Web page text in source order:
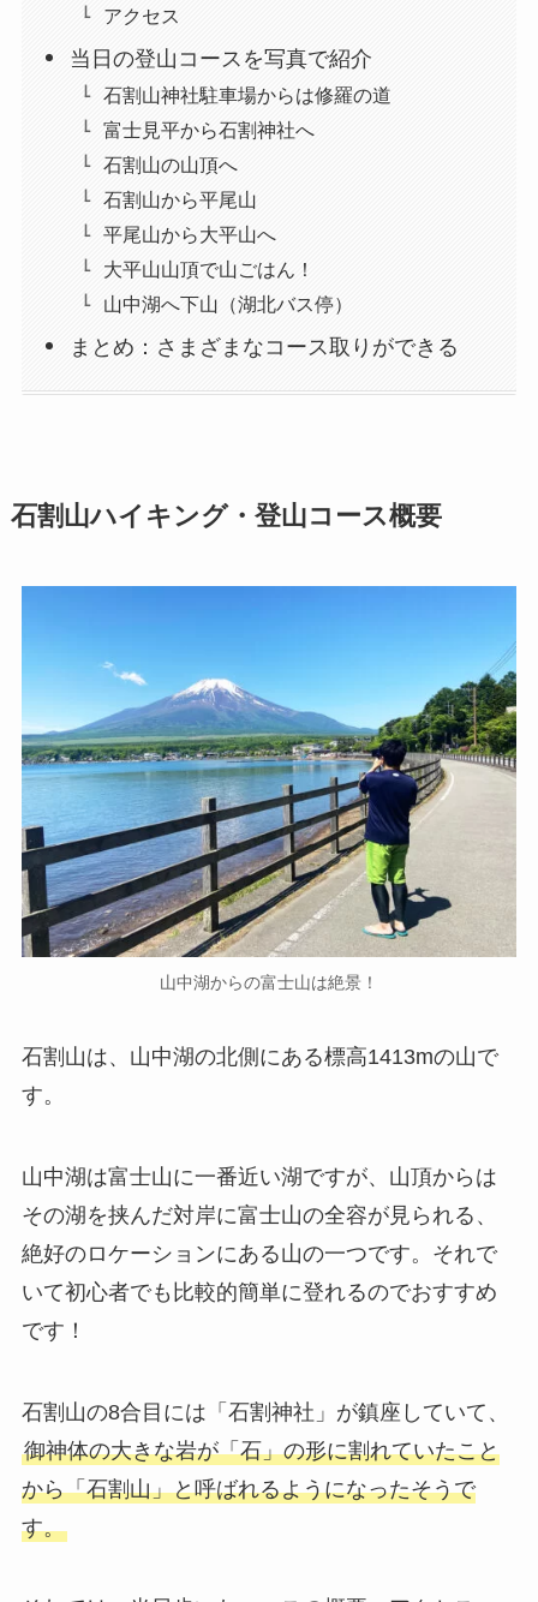
アクセス
当日の登山コースを写真で紹介
石割山神社駐車場からは修羅の道
富士見平から石割神社へ
石割山の山頂へ
石割山から平尾山
平尾山から大平山へ
大平山山頂で山ごはん！
山中湖へ下山（湖北バス停）
まとめ：さまざまなコース取りができる
石割山ハイキング・登山コース概要
山中湖からの富士山は絶景！
石割山は、山中湖の北側にある標高1413mの山で
す。
山中湖は富士山に一番近い湖ですが、山頂からは
その湖を挟んだ対岸に富士山の全容が見られる、
絶好のロケーションにある山の一つです。それで
いて初心者でも比較的簡単に登れるのでおすすめ
です！
石割山の8合目には「石割神社」が鎮座していて、
御神体の大きな岩が「石」の形に割れていたこと
から「石割山」と呼ばれるようになったそうで
す。